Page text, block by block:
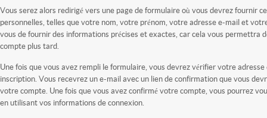
Vous serez alors redirigé vers une page de formulaire où vous devrez fournir
personnelles, telles que votre nom, votre prénom, votre adresse e-mail et
vous de fournir des informations précises et exactes, car cela vous permettra
compte plus tard.
Une fois que vous avez rempli le formulaire, vous devrez vérifier votre
inscription. Vous recevrez un e-mail avec un lien de confirmation que vous
votre compte. Une fois que vous avez confirmé votre compte, vous pourrez
en utilisant vos informations de connexion.